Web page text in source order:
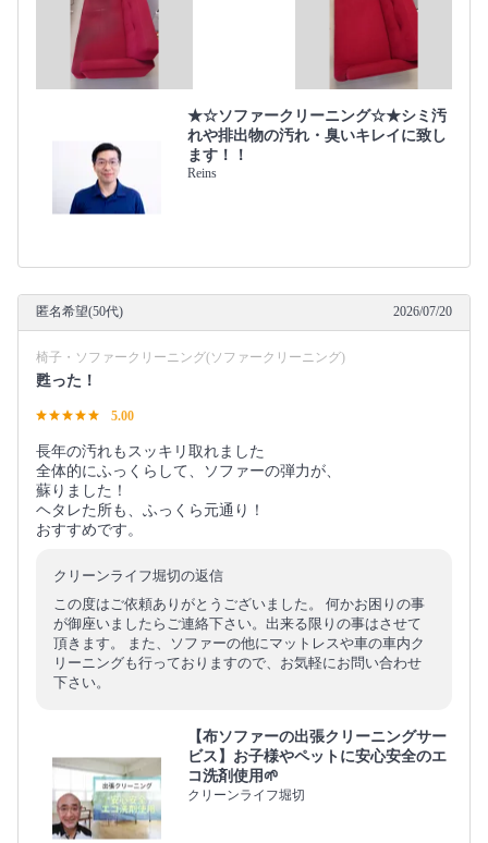
★☆ソファークリーニング☆★シミ汚
れや排出物の汚れ・臭いキレイに致し
ます！！
Reins
匿名希望(50代) 2026/07/20
椅子・ソファークリーニング(ソファークリーニング)
甦った！
5.00
長年の汚れもスッキリ取れました
全体的にふっくらして、ソファーの弾力が、
蘇りました！
ヘタレた所も、ふっくら元通り！
おすすめです。
クリーンライフ堀切の返信
この度はご依頼ありがとうございました。 何かお困りの事
が御座いましたらご連絡下さい。出来る限りの事はさせて
頂きます。 また、ソファーの他にマットレスや車の車内ク
リーニングも行っておりますので、お気軽にお問い合わせ
下さい。
【布ソファーの出張クリーニングサー
ビス】お子様やペットに安心安全のエ
コ洗剤使用🌱
クリーンライフ堀切